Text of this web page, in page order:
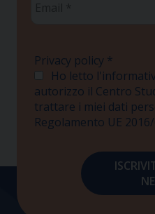
Privacy policy *
Ho letto
autorizzo il Centro
trattare i miei dati
Regolamento UE